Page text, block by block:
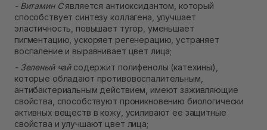
- Витамин Сявляется антиоксидантом, который
способствует синтезу коллагена, улучшает
эластичность, повышает тугор, уменьшает
пигментацию, ускоряет регенерацию, устраняет
воспаление и выравнивает цвет лица;
- Зеленый чайсодержит полифенолы (катехины),
которые обладают противовоспалительным,
антибактериальным действием, имеют заживляющие
свойства, способствуют проникновению биологически
активных веществ в кожу, усиливают ее защитные
свойства и улучшают цвет лица;